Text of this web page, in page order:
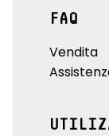
FAQ
Vendita